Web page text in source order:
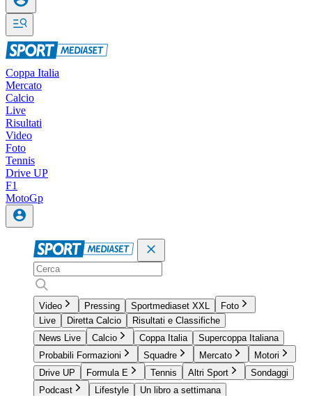
Coppa Italia
Mercato
Calcio
Live
Risultati
Video
Foto
Tennis
Drive UP
F1
MotoGp
Video Pressing Sportmediaset XXL
Foto
Live
Diretta Calcio
Risultati e Classifiche
News Live
Calcio Coppa Italia
Supercoppa Italiana
Probabili Formazioni
Squadre Mercato
Motori
Drive UP
Formula E Tennis Altri Sport
Sondaggi
Podcast
Lifestyle
Un libro a settimana